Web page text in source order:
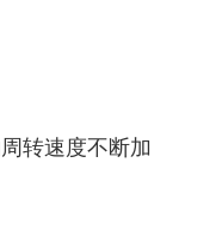
转速度不断加